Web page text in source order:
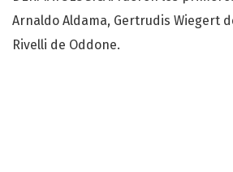
Arnaldo Aldama, Gertrudis Wiegert
Rivelli de Oddone.